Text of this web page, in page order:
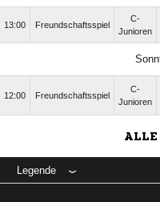
13:00 Freundschaftsspiel
C-
Junioren
12:00 Freundschaftsspiel
C-
Junioren
ALLE
Legende